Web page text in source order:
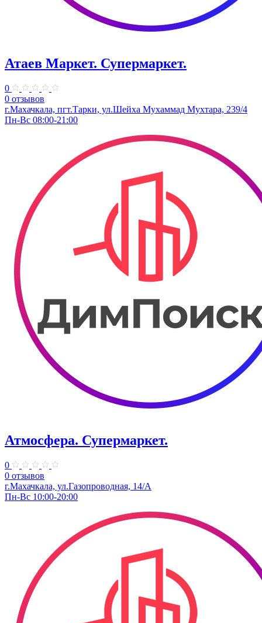
Атаев Маркет. Супермаркет.
0
0 отзывов
г.Махачкала, пгт.Тарки, ул.​Шейха Мухаммад Мухтара, 239/4
Пн-Вс 08:00-21:00
Атмосфера. Супермаркет.
0
0 отзывов
г.Махачкала, ул.​Газопроводная, 14/А
Пн-Вс 10:00-20:00